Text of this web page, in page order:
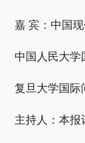
嘉 宾：中国
中国人民大
复旦大学国
主持人：本报